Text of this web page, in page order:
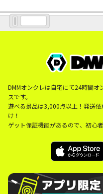
DMMオンクレは自宅にて24時間
スです。
遊べる景品は3,000点以上！発送
け！
ゲット保証機能があるので、初心